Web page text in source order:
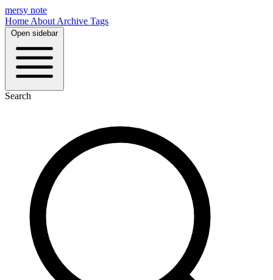
mersy note
Home About Archive Tags
Open sidebar
Search